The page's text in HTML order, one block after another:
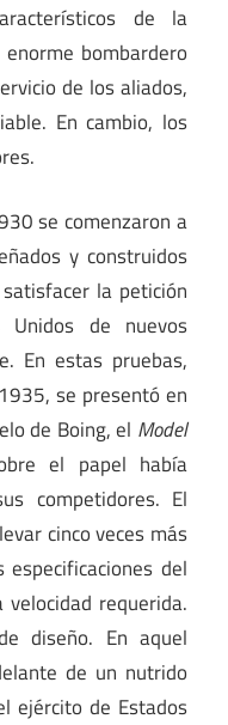
de la
bombardero
de los aliados,
En cambio, los
se comenzaron a
y construidos
la petición
de nuevos
En estas pruebas,
se presentó en
de Boing, el Model
el papel había
competidores. El
cinco veces más
del
requerida.
diseño. En aquel
de un nutrido
ejército de Estados